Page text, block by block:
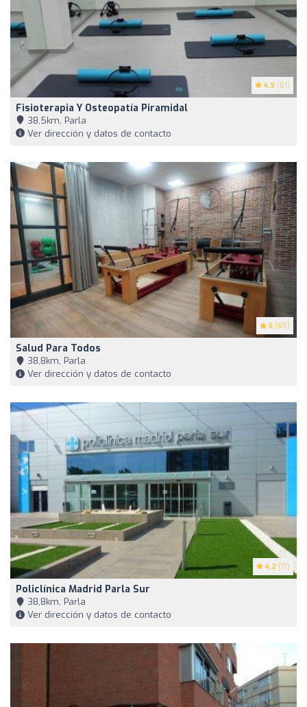
4.9 (61)
Fisioterapia Y Osteopatía Piramidal
38,5km, Parla
Ver dirección y datos de contacto
5 (65)
Salud Para Todos
38,8km, Parla
Ver dirección y datos de contacto
4.2 (71)
Policlínica Madrid Parla Sur
38,8km, Parla
Ver dirección y datos de contacto